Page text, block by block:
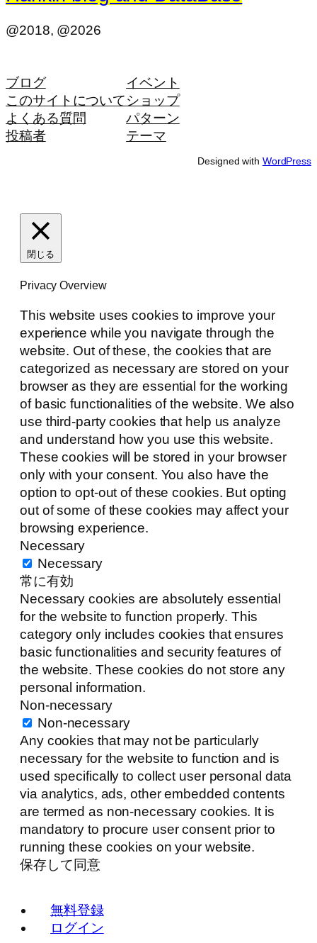
@2018, @2026
ブログ
このサイトについて
よくある質問
投稿者
イベント
ショップ
パターン
テーマ
Designed with WordPress
閉じる
Privacy Overview
This website uses cookies to improve your
experience while you navigate through the
website. Out of these, the cookies that are
categorized as necessary are stored on your
browser as they are essential for the working
of basic functionalities of the website. We also
use third-party cookies that help us analyze
and understand how you use this website.
These cookies will be stored in your browser
only with your consent. You also have the
option to opt-out of these cookies. But opting
out of some of these cookies may affect your
browsing experience.
Necessary
Necessary
常に有効
Necessary cookies are absolutely essential
for the website to function properly. This
category only includes cookies that ensures
basic functionalities and security features of
the website. These cookies do not store any
personal information.
Non-necessary
Non-necessary
Any cookies that may not be particularly
necessary for the website to function and is
used specifically to collect user personal data
via analytics, ads, other embedded contents
are termed as non-necessary cookies. It is
mandatory to procure user consent prior to
running these cookies on your website.
保存して同意
無料登録
ログイン